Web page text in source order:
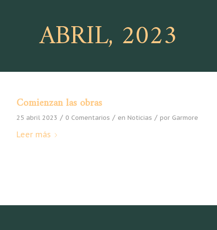
ABRIL, 2023
Comienzan las obras
25 abril 2023 / 0 Comentarios / en Noticias / por Garmore
Leer más